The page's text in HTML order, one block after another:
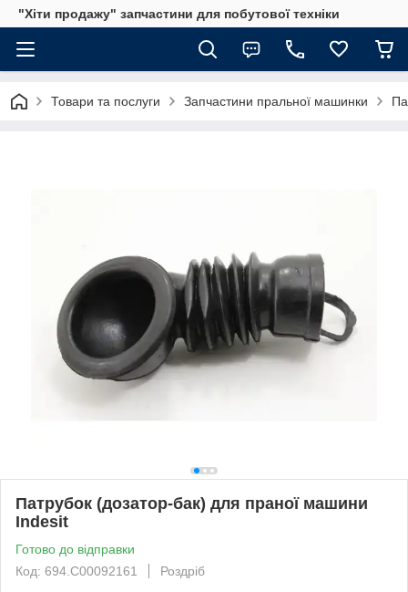
"Хіти продажу" запчастини для побутової техніки
Товари та послуги Запчастини пральної машинки
Патрубок (дозатор-бак) для праної машини
Indesit
Готово до відправки
Код: 694.C00092161
Роздріб